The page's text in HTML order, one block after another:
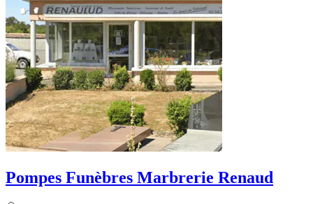
Pompes Funèbres Marbrerie Renaud